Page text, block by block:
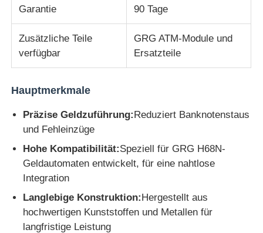
OKI ATM-Teile
Banknoten-Sortierer
Rechnungszähler
Garantie 90 Tage
Zusätzliche Teile
verfügbar
GRG ATM-Module und
Ersatzteile
Hauptmerkmale
Präzise Geldzuführung:Reduziert Banknotenstaus
und Fehleinzüge
Hohe Kompatibilität:Speziell für GRG H68N-
Geldautomaten entwickelt, für eine nahtlose
Integration
Langlebige Konstruktion:Hergestellt aus
hochwertigen Kunststoffen und Metallen für
langfristige Leistung